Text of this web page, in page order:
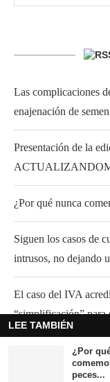
Las complicaciones
enajenación de
Presentación de la
¿Por qué nunca
Siguen los casos de
intrusos, no dejando
El caso del IVA
“simplificación” para
LEE TAMBIÉN
¿Por
peces...